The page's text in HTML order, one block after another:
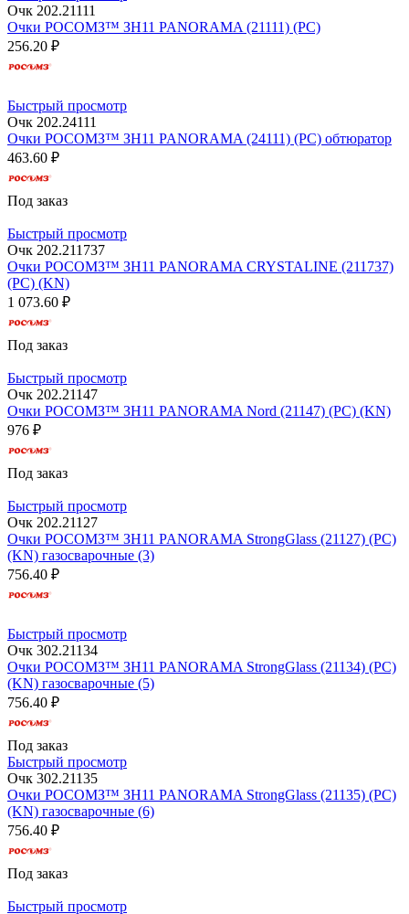
Очк 202.21111
Очки РОСОМЗ™ ЗН11 PANORAMA (21111) (РС)
256.20 ₽
Быстрый просмотр
Очк 202.24111
Очки РОСОМЗ™ ЗН11 PANORAMA (24111) (PС) обтюратор
463.60 ₽
Под заказ
Быстрый просмотр
Очк 202.211737
Очки РОСОМЗ™ ЗН11 PANORAMA CRYSTALINE (211737)
(РС) (KN)
1 073.60 ₽
Под заказ
Быстрый просмотр
Очк 202.21147
Очки РОСОМЗ™ ЗН11 PANORAMA Nord (21147) (PC) (KN)
976 ₽
Под заказ
Быстрый просмотр
Очк 202.21127
Очки РОСОМЗ™ ЗН11 PANORAMA StrongGlass (21127) (РС)
(KN) газосварочные (3)
756.40 ₽
Быстрый просмотр
Очк 302.21134
Очки РОСОМЗ™ ЗН11 PANORAMA StrongGlass (21134) (РС)
(KN) газосварочные (5)
756.40 ₽
Под заказ
Быстрый просмотр
Очк 302.21135
Очки РОСОМЗ™ ЗН11 PANORAMA StrongGlass (21135) (PC)
(KN) газосварочные (6)
756.40 ₽
Под заказ
Быстрый просмотр